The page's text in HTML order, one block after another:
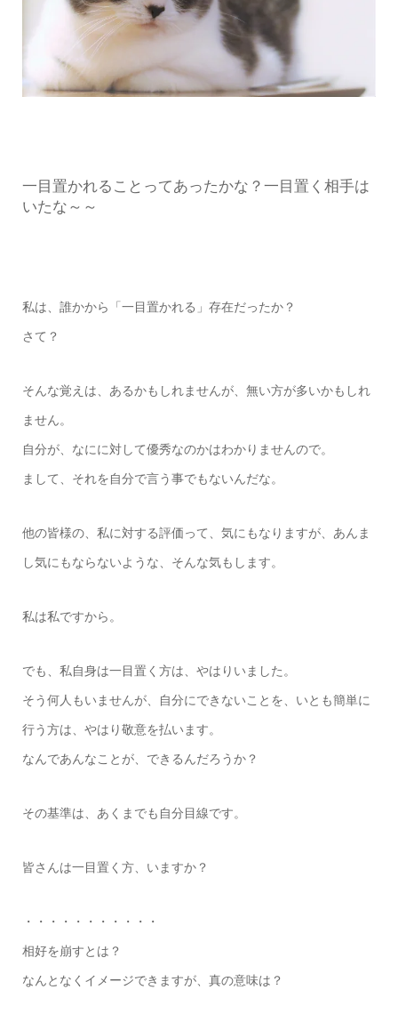
一目置かれることってあったかな？一目置く相手は
いたな～～
私は、誰かから「一目置かれる」存在だったか？
さて？
そんな覚えは、あるかもしれませんが、無い方が多いかもしれ
ません。
自分が、なにに対して優秀なのかはわかりませんので。
まして、それを自分で言う事でもないんだな。
他の皆様の、私に対する評価って、気にもなりますが、あんま
し気にもならないような、そんな気もします。
私は私ですから。
でも、私自身は一目置く方は、やはりいました。
そう何人もいませんが、自分にできないことを、いとも簡単に
行う方は、やはり敬意を払います。
なんであんなことが、できるんだろうか？
その基準は、あくまでも自分目線です。
皆さんは一目置く方、いますか？
・・・・・・・・・・・
相好を崩すとは？
なんとなくイメージできますが、真の意味は？